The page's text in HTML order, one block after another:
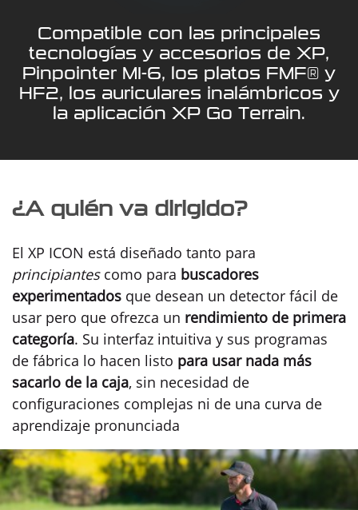
Compatible con las principales
tecnologías y accesorios de XP,
Pinpointer MI-6, los platos FMF® y
HF2, los auriculares inalámbricos y
la aplicación XP Go Terrain.
¿A quién va dirigido?
El XP ICON está diseñado tanto para
principiantescomo para buscadores
experimentados que desean un detector fácil de
usar pero que ofrezca un rendimiento de primera
categoría. Su interfaz intuitiva y sus programas
de fábrica lo hacen listo para usar nada más
sacarlo de la caja, sin necesidad de
configuraciones complejas ni de una curva de
aprendizaje pronunciada